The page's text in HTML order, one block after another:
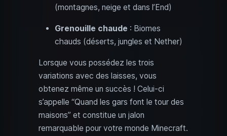
(montagnes, neige et dans l’End)
Grenouille chaude : Biomes
chauds (déserts, jungles et Nether)
Lorsque vous possédez les trois
variations avec des laisses, vous
obtenez même un succès ! Celui-ci
s’appelle “Quand les gars font le tour des
maisons” et constitue un jalon
remarquable pour votre monde Minecraft.